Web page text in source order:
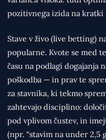
pozitivnega izida na kratki
Stave v živo (live betting)
popularne. Kvote se med
času na podlagi dogajanja
poškodba — in prav te
za stavnika, ki tekmo
zahtevajo disciplino:
pod vplivom čustev, in
(npr. “stavim na under 2,5